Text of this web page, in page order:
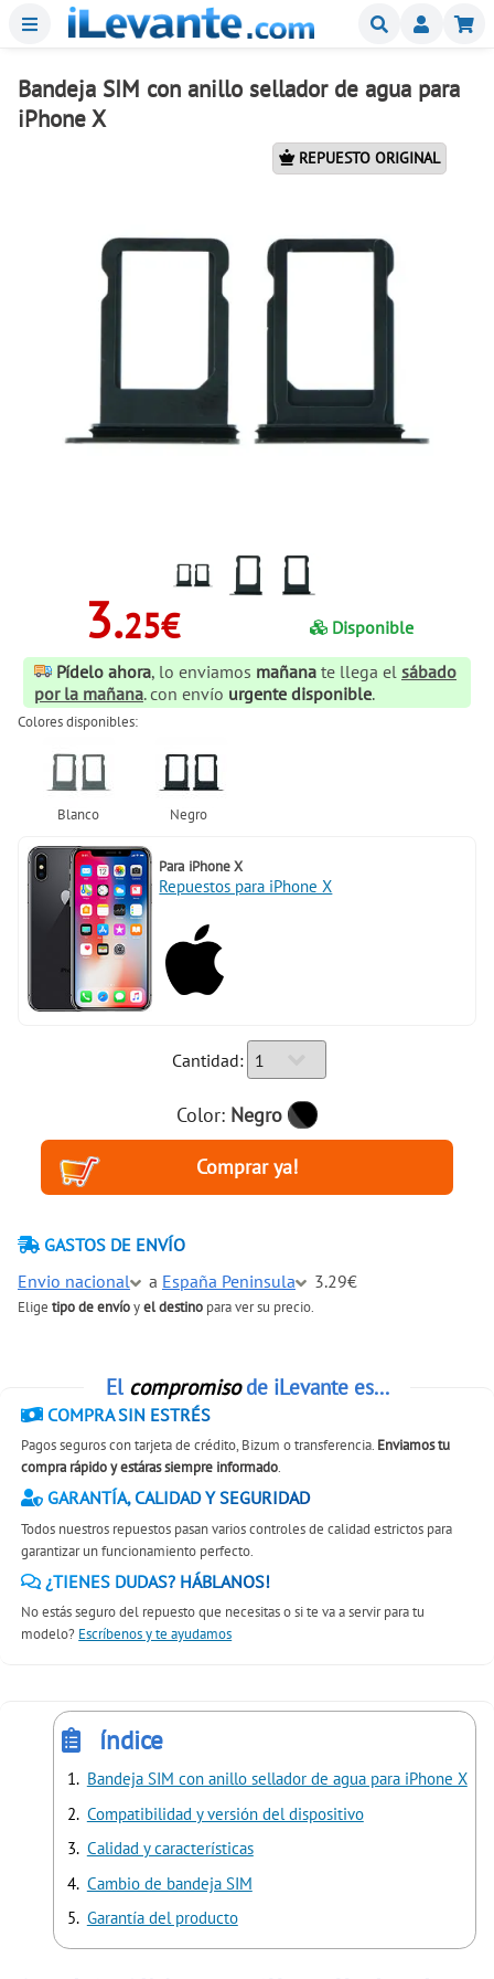
Menu Buscar
Bandeja SIM con anillo sellador de agua para
iPhone X
REPUESTO ORIGINAL
3.25€
Disponible
Pídelo ahora, lo enviamos mañana te llega el sábado
por la mañana. con envío urgente disponible.
Colores disponibles:
Para iPhone X
Repuestos para iPhone X
Cantidad:
Color: Negro
GASTOS DE ENVÍO
Envio nacional
a España Peninsula 3.29€
Elige tipo de envíoyel destino para ver su precio.
El compromisode iLevante es...
COMPRA SIN ESTRÉS
Pagos seguros con tarjeta de crédito, Bizum o transferencia. Enviamos tu
compra rápido y estáras siempre informado.
GARANTÍA, CALIDAD Y SEGURIDAD
Todos nuestros repuestos pasan varios controles de calidad estrictos para
garantizar un funcionamiento perfecto.
¿TIENES DUDAS? HÁBLANOS!
No estás seguro del repuesto que necesitas o si te va a servir para tu
modelo? Escríbenos y te ayudamos
índice
Bandeja SIM con anillo sellador de agua para iPhone X
Compatibilidad y versión del dispositivo
Calidad y características
Cambio de bandeja SIM
Garantía del producto